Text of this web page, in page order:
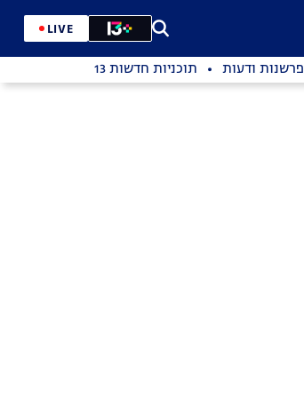
LIVE
פרשנות ודעות תוכניות חדשות 13